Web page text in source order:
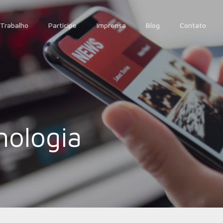
Participe Imprensa Blog Contato